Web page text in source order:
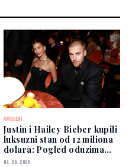
AMBIJENT
Justin i Hailey Bieber kupili
luksuzni stan od 12 miliona
dolara: Pogled oduzima
dah
04. 08. 2026.